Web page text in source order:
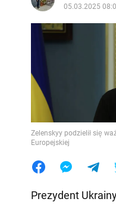
05.03.2025
Zelenskyy podzielił się
Europejskiej
Prezydent